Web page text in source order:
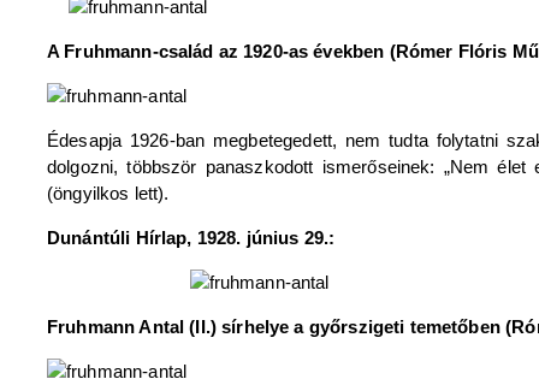
A Fruhmann-család az 1920-as években (Rómer Flóris
Édesapja 1926-ban megbetegedett, nem tudta folytatni
dolgozni, többször panaszkodott ismerőseinek: „Nem
(öngyilkos lett).
Dunántúli Hírlap, 1928. június 29.:
Fruhmann Antal (II.) sírhelye a győrszigeti temetőben